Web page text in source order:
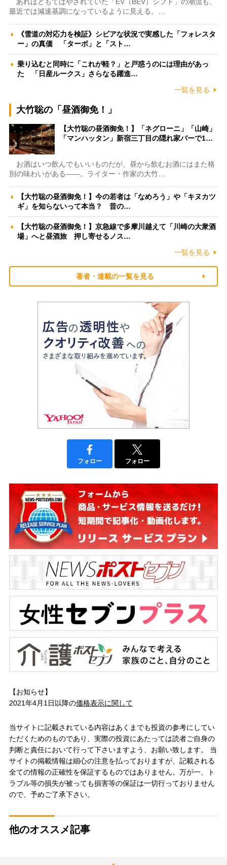
あれほどもてはやされていた「EV（BEV）シフト」の潮流も、
最近では減速基調になっているように見える。…
《雪道の対応力を検証》シビアな状況で実感した「フォレスタ
ー」の真価 「ターボ」と「スト…
乗り込むと同時に「これが軽？」と戸惑うのには理由があっ
た 「日産ルークス」さらなる躍進…
一覧を見る
大竹聡の「昼酒御免！」
【大竹聡の昼酒御免！】「ネグローニ」「山崎」
「マンハッタン」新宿三丁目の隠れ家バーで1…
お酒はいつ飲んでもいいものだが、昼から飲むお酒にはまた格
別の味わいがある――。ライター・作家の大竹…
【大竹聡の昼酒御免！】今の若者は「なめろう」や「キヌカツ
ギ」を知らないって本当？ 昔の…
【大竹聡の昼酒御免！】京急線で多摩川越えて「川崎の大衆酒
場」へと昼酒旅 押し寄せるノス…
一覧を見る
著者・連載の一覧を見る
フォロー フォロー
【お知らせ】
2021年4月1日以降の価格表示に関して
当サイトに記載されている内容はあくまでも投資の参考にしてい
ただくためのものであり、実際の投資にあたっては読者ご自身の
判断と責任において行って下さいますよう、お願い致します。 当
サイトの掲載情報は細心の注意を払っておりますが、記載される
全ての情報の正確性を保証するものではありません。万が一、ト
ラブル等の損失が被っても損害等の保証は一切行っておりません
ので、予めご了承下さい。
他のオススメ記事